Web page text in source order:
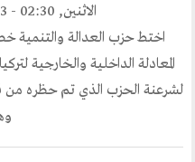
روابط اخرى
أخبار العالم الاسلامي
جديد المؤتمرات
الاثنين, December 9, 2013 - 02:30
اختط حزب العدالة والتنمية
المعادلة الداخلية والخارجية
لشرعنة الحزب الذي تم حظره من